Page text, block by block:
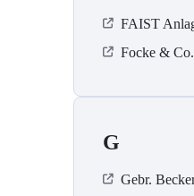
FAIST
Focke &
G
Gebr.